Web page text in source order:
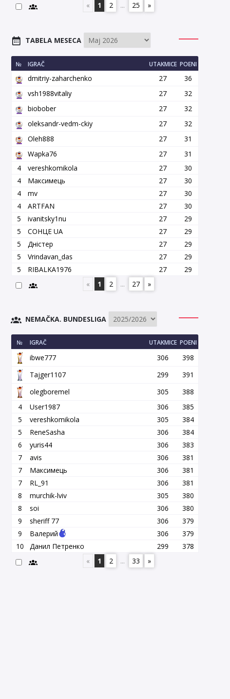
«
1 2 ... 25 »
TABELA MESECA
№ IGRAČ UTAKMICE POENI
dmitriy-zaharchenko 27
36
vsh1988vitaliy
27
32
biobober
27
32
oleksandr-vedm-ckiy
27
32
Oleh888
27
31
Wapka76
27
31
4
vereshkomikola 27
30
4
Максимець 27
30
4
mv 27
30
4
ARTFAN 27
30
5
ivanitsky1nu 27
29
5
СОНЦЕ UA 27
29
5
Дністер 27
29
5
Vrindavan_das 27
29
5
RIBALKA1976 27
29
«
1 2 ... 27 »
NEMAČKA. BUNDESLIGA
№ IGRAČ UTAKMICE POENI
ibwe777 306
398
Tajger1107
299
391
olegboremel
305
388
4
User1987 306
385
5
vereshkomikola 305
384
5
ReneSasha 306
384
6
yuris44 306
383
7
avis 306
381
7
Максимець 306
381
7
RL_91 306
381
8
murchik-lviv 305
380
8
soi 306
380
9
sheriff 77 306
379
9
Валерий 306
379
10
Данил Петренко 299
378
«
1 2 ... 33 »